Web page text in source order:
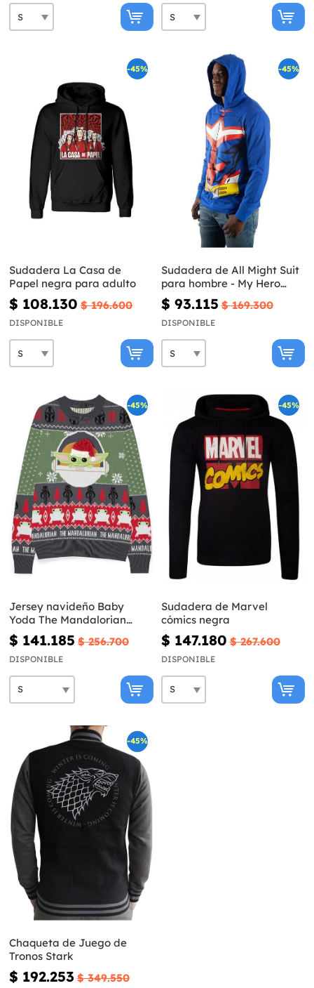
-45%
Sudadera La Casa de
Papel negra para adulto
$ 108.130 $ 196.600
DISPONIBLE
-45%
Sudadera de All Might Suit
para hombre - My Hero
Academia
$ 93.115 $ 169.300
DISPONIBLE
-45%
Jersey navideño Baby
Yoda The Mandalorian
para hombre - Star Wars
$ 141.185 $ 256.700
DISPONIBLE
-45%
Sudadera de Marvel
cómics negra
$ 147.180 $ 267.600
DISPONIBLE
-45%
Chaqueta de Juego de
Tronos Stark
$ 192.253 $ 349.550